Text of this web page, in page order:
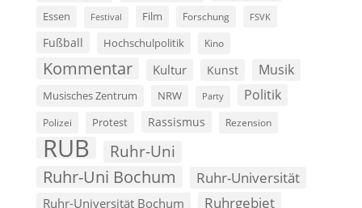
Essen Festival Film Forschung FSVK
Fußball Hochschulpolitik Kino
Kommentar Kultur Kunst Musik
Musisches Zentrum NRW Party Politik
Polizei Protest Rassismus Rezension
RUB Ruhr-Uni
Ruhr-Uni Bochum Ruhr-Universität
Ruhr-Universität Bochum Ruhrgebiet